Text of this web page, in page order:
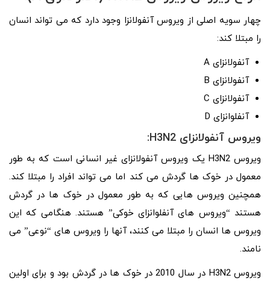
چهار سویه اصلی از ویروس آنفولانزا وجود دارد که می تواند انسان
را مبتلا کند:
آنفولانزای A
آنفولانزای B
آنفولانزای C
آنفلوانزای D
ویروس آنفولانزای H3N2:
ویروس H3N2 یک ویروس آنفولانزای غیر انسانی است که به طور
معمول در خوک ها گردش می کند اما می تواند افراد را مبتلا کند.
همچنین ویروس هایی که به طور معمول در خوک ها در گردش
هستند “ویروس های آنفلوانزای خوکی” هستند. هنگامی که این
ویروس ها انسان را مبتلا می کنند، آنها را ویروس های “نوعی” می
نامند.
ویروس H3N2 در سال 2010 در خوک ها در گردش بود و برای اولین